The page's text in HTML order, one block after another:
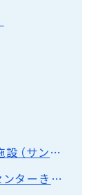
室蘭岳山麓総合公園宿泊研修施設（サンパワー380）
ＦＫホールディングス生涯学習センターきらん